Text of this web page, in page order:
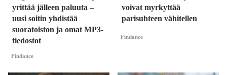
yrittää jälleen paluuta –
uusi soitin yhdistää
suoratoiston ja omat MP3-
tiedostot
Findance
voivat myrkyttää
parisuhteen vähitellen
Findance